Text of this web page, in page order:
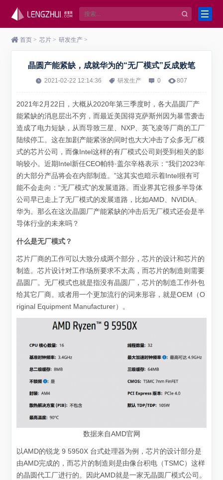
首页 > 芯片 > 研发生产 >
晶圆产能紧缺，成就华为的“无厂模式”反成败笔
2021-02-22 12:14:36 研发生产 0 807
2021年2月22日，大概从2020年第三季度时，各大晶圆厂产
能紧缺的消息层出不穷，而最近美国得克萨斯州因为暴雪袭击
造成了电力短缺，从而导致三星、NXP、英飞凌等厂商的工厂
陆续停工。这在加剧产能紧张的同时也大大冲击了众多无厂模
式的芯片公司，而像Intel这样的有厂模式公司则受到相关的影
响较小。近期Intel新任CEO帕特·盖尔辛格表示：“我们2023年
的大部分产品将会在内部制造。”这其实也暗示着Intel很有可
能不会走向：“无厂模式”的发展道路。而业界其它很多半导体
公司早已走上了无厂模式的发展道路，比如AMD、NVIDIA、
华为。那么在这次晶圆厂产能紧缺的冲击后无厂模式还会是半
导体行业的未来吗？
什么是无厂模式？
芯片厂商的工作可以大致分成两个部分，芯片的设计和芯片的
制造。芯片设计对工作场所要求不太高，而芯片的制造则需要
晶圆厂。无厂模式也就是指没有晶圆厂，芯片的制造工作外包
给其它厂商。或者用一个更加流行的词来形容，就是OEM（O
riginal Equipment Manufacturer）。
数据来自AMD官网
以AMD的锐龙 9 5950X 台式处理器为例，芯片的设计部分是
由AMD完成的，而芯片的制造则是由像台积电（TSMC）这样
的晶圆代工厂进行的。因此AMD就是一家无晶圆厂模式公司。